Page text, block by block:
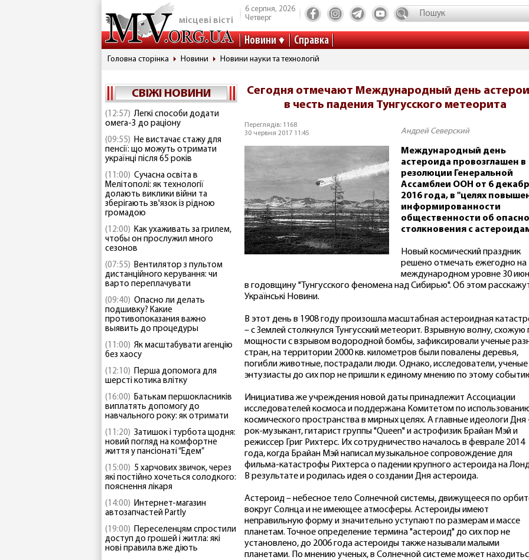
місцеві вісті
6 серпня, 2026
Четверг
Новини Справка
Головна сторінка Новини Новини науки та технологій
СВІЖІ НОВИНИ
(12:57) Легкі способи додати
омега-3 до раціону
(09:55) Не вистачає стажу для
пенсії: що можуть отримати
українці після 65 років
(11:00) Сучасна освіта в
Мелітополі: як технології
долають виклики війни та
зберігають зв'язок із рідною
громадою
(12:00) Как ухаживать за грилем,
чтобы он прослужил много
сезонов
(07:55) Вентилятор з пультом
дистанційного керування: чи
варто переплачувати
(09:40) Опасно ли делать
подшивку? Какие
противопоказания важно
выявить до процедуры
(11:00) Як масштабувати агенцію
без хаосу
(12:10) Перша допомога для
шерсті котика влітку
(16:00) Батькам першокласників
виплатять допомогу до
навчального року: як отримати
(11:20) Затишок і турбота щодня:
новий погляд на комфортне
життя у пансіонаті “Едем”
(15:00) 5 харчових звичок, через
які постійно хочеться солодкого:
пояснення лікаря
(14:00) Интернет-магазин
автозапчастей Partly
(19:00) Переселенцям спростили
доступ до грошей і житла: які
нові правила вже діють
Сегодня отмечают Международный день
в честь падения Тунгусского метеорита
Переглядів: 1168
30 червня 2017 11:45
Андрей Северский
Международный день
астероида провозглашен в
резолюции Генеральной
Ассамблеи ООН от 6
2016 года, в "целях
информированности
общественности об
столкновения с
Новый космический праздник
решено отмечать ежегодно на
международном уровне 30
в годовщину "Тунгусского феномена над Сибирью". Об этом
Українські Новини.
В этот день в 1908 году произошла масштабная астероидная
– с Землей столкнулся Тунгусский метеорит. Взрывную волну, схожую
мощности с взрывом водородной бомбы, зафиксировали ученые
стран, на территории 2000 кв. километров были повалены деревья,
погибли животные, пострадали люди. Однако, исследователи, ученые
энтузиасты до сих пор не пришли к единому мнению по этому
Инициатива же учреждения новой даты принадлежит Ассоциации
исследователей космоса и поддержана Комитетом по
космического пространства в мирных целях. А главные идеологи Дня
рок-музыкант, гитарист группы "Queen" и астрофизик Брайан Мэй и
режиссер Григ Рихтерс. Их сотрудничество началось в феврале 2014
года, когда Брайан Мэй написал музыкальное сопровождение для
фильма-катастрофы Рихтерса о падении крупного астероида на
В результате и родилась идея о создании Дня астероида.
Астероид – небесное тело Солнечной системы, движущееся по
вокруг Солнца и не имеющее атмосферы. Астероиды имеют
неправильную форму и значительно уступают по размерам и массе
планетам. Точное определение термина "астероид" до сих пор не
установлено, до 2006 года астероиды также называли малыми
планетами. По мнению ученых, в Солнечной системе может